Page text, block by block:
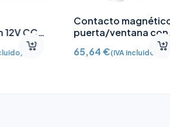
CC
Contacto magnético
puerta/ventana con
inclinación AJ-
65,64€(IVA incluido)